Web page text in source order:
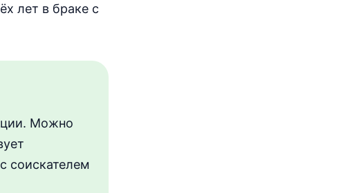
лет в браке с
Можно
соискателем